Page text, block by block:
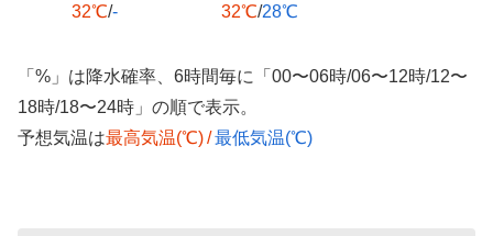
32℃/-
32℃/28℃
「%」は降水確率、6時間毎に「00〜06時/06〜12時/12〜
18時/18〜24時」の順で表示。
予想気温は最高気温(℃)/最低気温(℃)